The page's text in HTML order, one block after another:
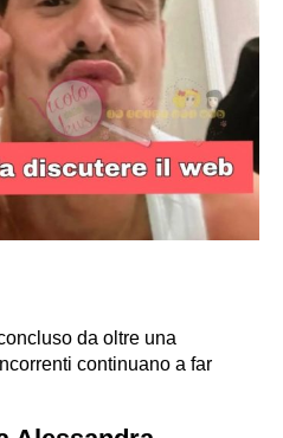
da oltre una
continuano a far